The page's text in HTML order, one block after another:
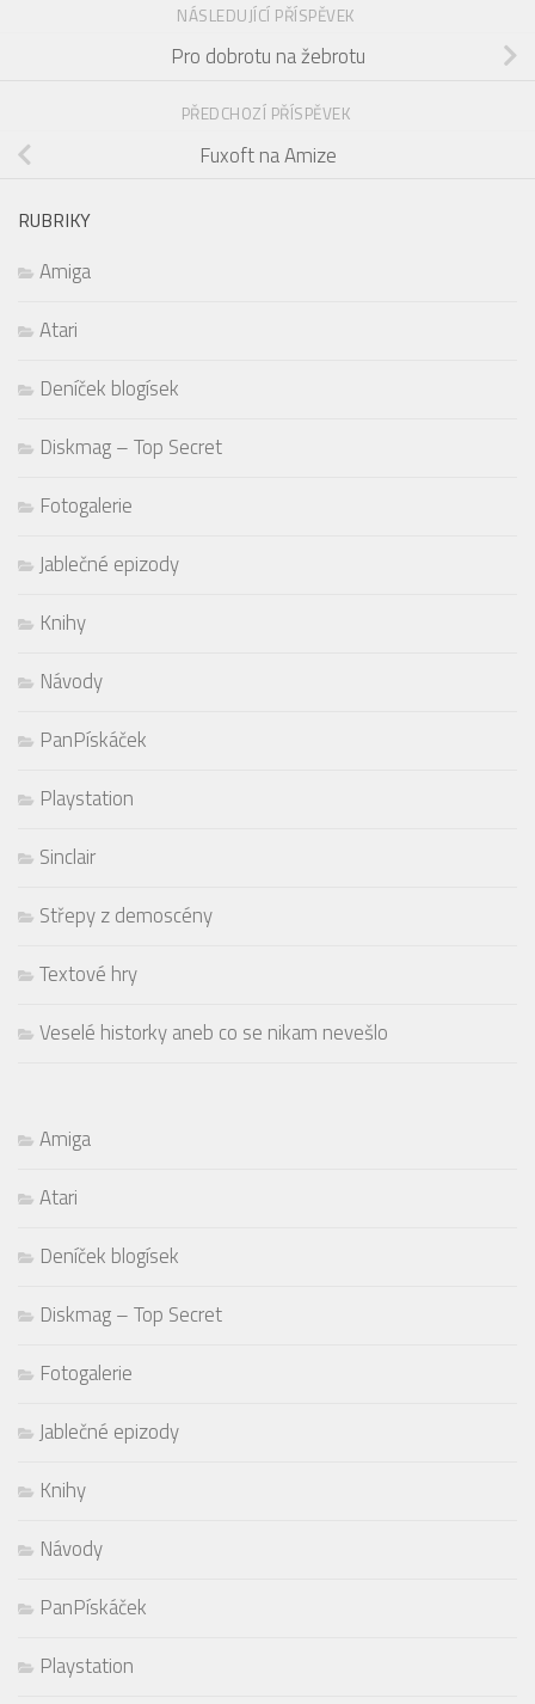
NÁSLEDUJÍCÍ PŘÍSPĚVEK
Pro dobrotu na žebrotu
PŘEDCHOZÍ PŘÍSPĚVEK
Fuxoft na Amize
RUBRIKY
Amiga
Atari
Deníček blogísek
Diskmag – Top Secret
Fotogalerie
Jablečné epizody
Knihy
Návody
PanPískáček
Playstation
Sinclair
Střepy z demoscény
Textové hry
Veselé historky aneb co se nikam nevešlo
Amiga
Atari
Deníček blogísek
Diskmag – Top Secret
Fotogalerie
Jablečné epizody
Knihy
Návody
PanPískáček
Playstation